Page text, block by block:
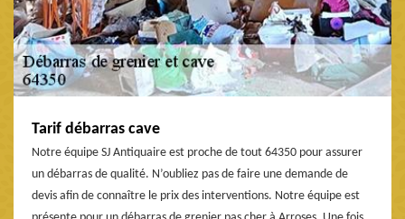
Tarif débarras cave
Notre équipe SJ Antiquaire est proche de tout 64350 pour assurer
un débarras de qualité. N’oubliez pas de faire une demande de
devis afin de connaître le prix des interventions. Notre équipe est